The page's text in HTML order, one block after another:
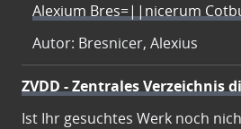
Alexium Bres=||nicerum
Autor: Bresnicer, Alexius
ZVDD - Zentrales Verzeichnis
Ist Ihr gesuchtes Werk noch